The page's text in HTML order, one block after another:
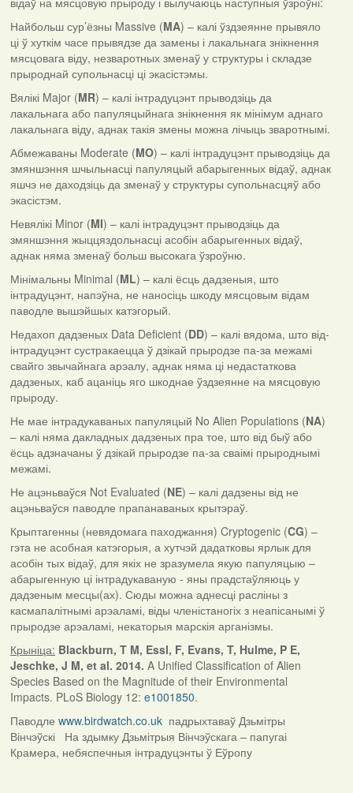
Найбольш сур’ёзны Massive (MA) – калі ўздзеянне прывяло
ці ў хуткім часе прывядзе да замены і лакальнага знікнення
мясцовага віду, незваротных зменаў у структуры і складзе
прыроднай супольнасці ці экасістэмы.
Вялікі Major (MR) – калі інтрадуцэнт прыводзіць да
лакальнага або папуляцыйнага знікнення як мінімум аднаго
лакальнага віду, аднак такія змены можна лічыць зваротнымі.
Абмежаваны Moderate (MO) – калі інтрадуцэнт прыводзіць да
змяншэння шчыльнасці папуляцый абарыгенных відаў, аднак
яшчэ не даходзіць да зменаў у структуры супольнасцяў або
экасістэм.
Невялікі Minor (MI) – калі інтрадуцэнт прыводзіць да
змяншэння жыццяздольнасці асобін абарыгенных відаў,
аднак няма зменаў больш высокага ўзроўню.
Мінімальны Minimal (ML) – калі ёсць дадзеныя, што
інтрадуцэнт, напэўна, не наносіць шкоду мясцовым відам
паводле вышэйшых катэгорый.
Недахоп дадзеных Data Deficient (DD) – калі вядома, што від-
інтрадуцэнт сустракаецца ў дзікай прыродзе па-за межамі
свайго звычайнага арэалу, аднак няма ці недастаткова
дадзеных, каб ацаніць яго шкоднае ўздзеянне на мясцовую
прыроду.
Не мае інтрадукаваных папуляцый No Alien Populations (NA)
– калі няма дакладных дадзеных пра тое, што від быў або
ёсць адзначаны ў дзікай прыродзе па-за сваімі прыроднымі
межамі.
Не ацэньваўся Not Evaluated (NE) – калі дадзены від не
ацэньваўся паводле прапанаваных крытэраў.
Крыптагенны (невядомага паходжання) Cryptogenic (CG) –
гэта не асобная катэгорыя, а хутчэй дадатковы ярлык для
асобін тых відаў, для якіх не зразумела якую папуляцыю –
абарыгенную ці інтрадукаваную - яны прадстаўляюць у
дадзеным месцы(ах). Сюды можна аднесці расліны з
касмапалітнымі арэаламі, віды членістаногіх з неапісанымі ў
прыродзе арэаламі, некаторыя марскія арганізмы.
Крыніца: Blackburn, T M, Essl, F, Evans, T, Hulme, P E,
Jeschke, J M, et al. 2014. A Unified Classification of Alien
Species Based on the Magnitude of their Environmental
Impacts. PLoS Biology 12: e1001850.
Паводле www.birdwatch.co.uk падрыхтаваў Дзьмітры
Вінчэўскі
На здымку Дзьмітрыя Вінчэўскага – папугаі
Крамера, небяспечныя інтрадуцэнты ў Еўропу